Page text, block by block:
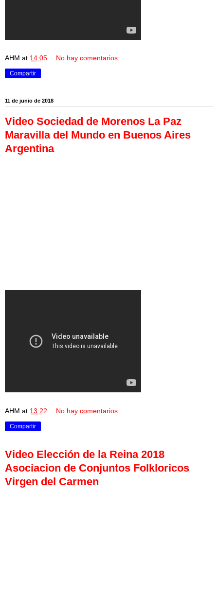
AHM at 14:05 No hay comentarios:
Compartir
11 de junio de 2018
Video Sociedad de Morenos La Paz
Maravilla del Mundo en Buenos Aires
Argentina
AHM at 13:22 No hay comentarios:
Compartir
Video Elección de la Reina 2018
Asociacion de Conjuntos Folkloricos
Virgen del Carmen